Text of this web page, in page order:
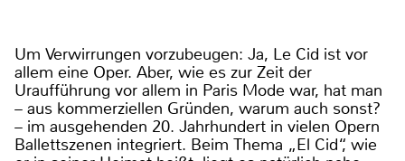
Um Verwirrungen vorzubeugen: Ja, Le Cid ist vor
allem eine Oper. Aber, wie es zur Zeit der
Uraufführung vor allem in Paris Mode war, hat man
– aus kommerziellen Gründen, warum auch sonst?
– im ausgehenden 20. Jahrhundert in vielen Opern
Ballettszenen integriert. Beim Thema „El Cid“, wie